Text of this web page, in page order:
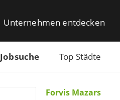
Jobsuche Top Städte
Unternehmen entdecken
Forvis Mazars